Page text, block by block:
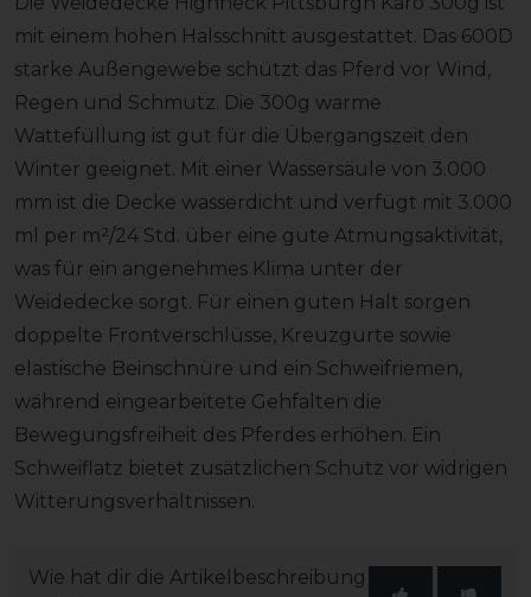
mit einem hohen Halsschnitt ausgestattet. Das 600D
starke Außengewebe schützt das Pferd vor Wind,
Regen und Schmutz. Die 300g warme
Wattefüllung ist gut für die Übergangszeit den
Winter geeignet. Mit einer Wassersäule von 3.000
mm ist die Decke wasserdicht und verfügt mit 3.000
ml per m²/24 Std. über eine gute Atmungsaktivität,
was für ein angenehmes Klima unter der
Weidedecke sorgt. Für einen guten Halt sorgen
doppelte Frontverschlüsse, Kreuzgurte sowie
elastische Beinschnüre und ein Schweifriemen,
während eingearbeitete Gehfalten die
Bewegungsfreiheit des Pferdes erhöhen. Ein
Schweiflatz bietet zusätzlichen Schutz vor widrigen
Witterungsverhältnissen.
Wie hat dir die Artikelbeschreibung